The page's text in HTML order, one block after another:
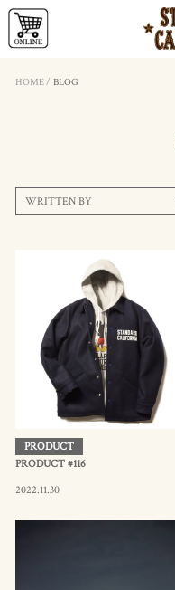
HOME/ BLOG
WRITTEN BY
PRODUCT
PRODUCT #116
2022.11.30